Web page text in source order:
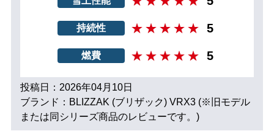
持続性 5
燃費 5
投稿日：2026年04月10日
ブランド：BLIZZAK (ブリザック) VRX3 (※旧モデル
または同シリーズ商品のレビューです。)